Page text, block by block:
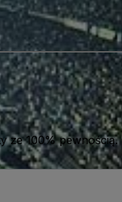
ze 100% pewnością.